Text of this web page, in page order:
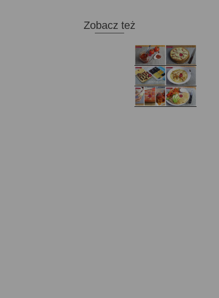
Zobacz też
Domowy ketchup (bez
cukru)
Tarta francuska z
cebulą i pomidorem
Domowe żelki
Zupa kurkowa z
selerem i pietruszką